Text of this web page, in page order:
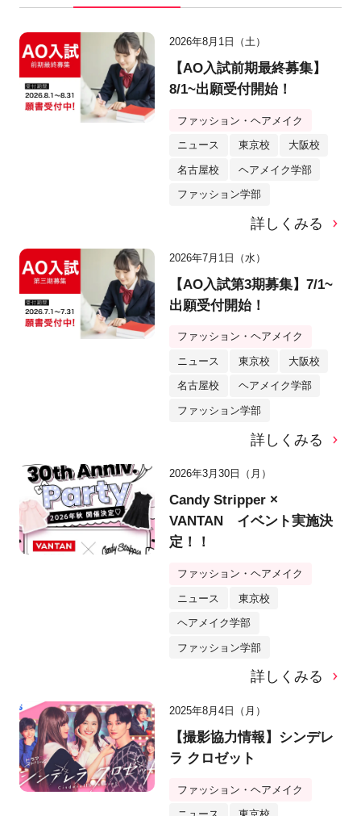
2026年8月1日（土）
【AO入試前期最終募集】
8/1~出願受付開始！
ファッション・ヘアメイク
ニュース 東京校 大阪校
名古屋校 ヘアメイク学部
ファッション学部
詳しくみる
2026年7月1日（水）
【AO入試第3期募集】7/1~
出願受付開始！
ファッション・ヘアメイク
ニュース 東京校 大阪校
名古屋校 ヘアメイク学部
ファッション学部
詳しくみる
2026年3月30日（月）
Candy Stripper ×
VANTAN イベント実施決
定！！
ファッション・ヘアメイク
ニュース 東京校
ヘアメイク学部
ファッション学部
詳しくみる
2025年8月4日（月）
【撮影協力情報】シンデレ
ラ クロゼット
ファッション・ヘアメイク